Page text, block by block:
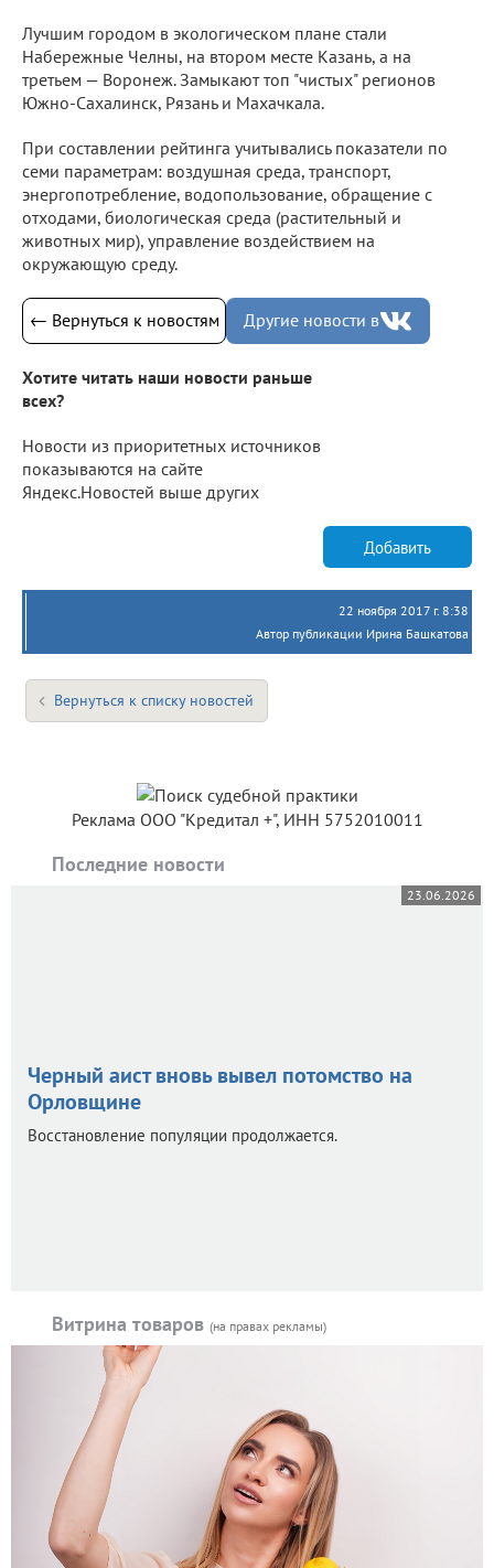
Лучшим городом в экологическом плане стали
Набережные Челны, на втором месте Казань, а на
третьем — Воронеж. Замыкают топ "чистых" регионов
Южно-Сахалинск, Рязань и Махачкала.
При составлении рейтинга учитывались показатели по
семи параметрам: воздушная среда, транспорт,
энергопотребление, водопользование, обращение с
отходами, биологическая среда (растительный и
животных мир), управление воздействием на
окружающую среду.
← Вернуться к новостям Другие новости в
Хотите читать наши новости раньше
всех?
Новости из приоритетных источников
показываются на сайте
Яндекс.Новостей выше других
Добавить
22 ноября 2017 г. 8:38
Автор публикации Ирина Башкатова
Вернуться к списку новостей
Реклама ООО "Кредитал +", ИНН 5752010011
Последние новости
23.06.2026
Черный аист вновь вывел потомство на
Орловщине
Восстановление популяции продолжается.
Витрина товаров (на правах рекламы)